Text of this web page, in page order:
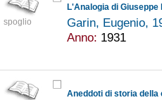
spoglio
L'Analogia di Giuseppe
Garin, Eugenio,
Anno: 1931
Aneddoti di storia della